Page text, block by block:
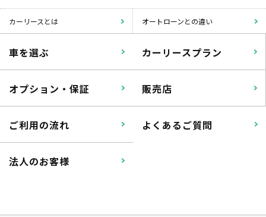
カーリースとは オートローンとの違い
車を選ぶ カーリースプラン
オプション・保証 販売店
ご利用の流れ よくあるご質問
法人のお客様